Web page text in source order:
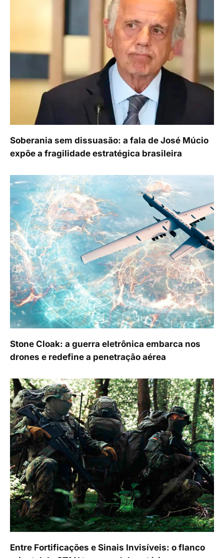
Soberania sem dissuasão: a fala de José Múcio
expõe a fragilidade estratégica brasileira
Stone Cloak: a guerra eletrônica embarca nos
drones e redefine a penetração aérea
Entre Fortificações e Sinais Invisíveis: o flanco